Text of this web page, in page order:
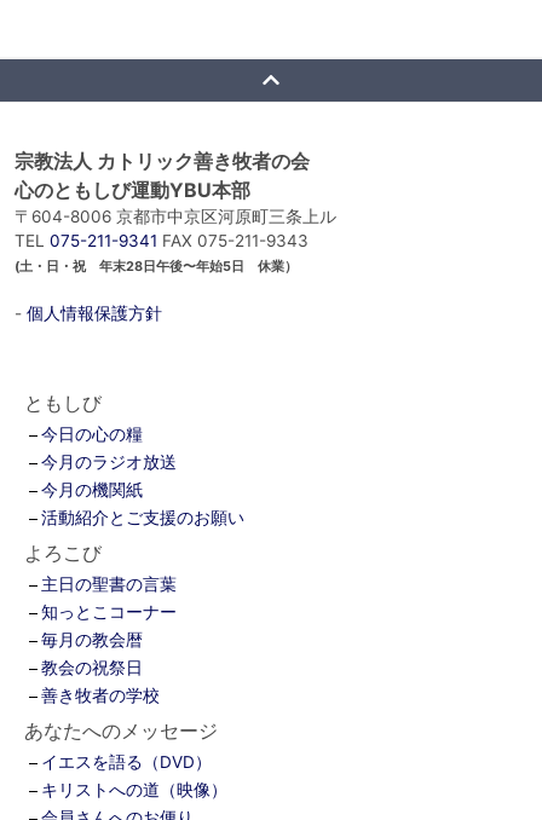
宗教法人 カトリック善き牧者の会
心のともしび運動YBU本部
〒604-8006 京都市中京区河原町三条上ル
TEL 075-211-9341 FAX 075-211-9343
(土・日・祝 年末28日午後〜年始5日 休業）
- 個人情報保護方針
ともしび
今日の心の糧
今月のラジオ放送
今月の機関紙
活動紹介とご支援のお願い
よろこび
主日の聖書の言葉
知っとこコーナー
毎月の教会暦
教会の祝祭日
善き牧者の学校
あなたへのメッセージ
イエスを語る（DVD）
キリストへの道（映像）